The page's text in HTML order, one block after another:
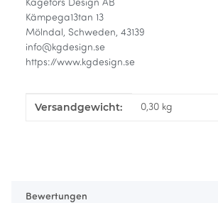
Kagefors Design AB
Kämpega13tan 13
Mölndal, Schweden, 43139
info@kgdesign.se
https://www.kgdesign.se
Produkteigenschaft
Wert
Versandgewicht: 0,30 kg
Bewertungen